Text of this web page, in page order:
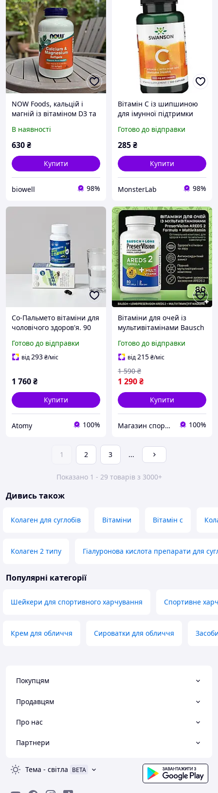
NOW Foods, кальцій і
магній із вітаміном D3 та
(капсул)
В наявності
630₴
Купити
biowell 98%
Вітамін С із шипшиною
для імунної підтримки
Swanson Vitamin C 500 mg
with Rose Hips 100
Готово до відправки
285₴
Купити
MonsterLab 98%
Со-Пальмето вітаміни для
чоловічого здоров'я. 90
palmetto. Корея.
Готово до відправки
від293₴/міс
1 760₴
Купити
Atomy 100%
Вітаміни для очей із
мультивітамінами Bausch
2 Formula + Multivitamin
80 капсул FIT-540 Fit
Magazine
Готово до відправки
від215₴/міс
1 290₴
1 590 ₴
Купити
Магазин спортивного харчування - Fit Magazine 100%
1 2 3 ...
Показано 1 - 29 товарів з 3000+
Дивись також
Колаген для суглобів Вітаміни Вітамін c
Колаген 2 типу Гіалуронова кислота препарати для
Популярні категорії
Шейкери для спортивного харчування Спортивне
Крем для обличчя Сироватки для обличчя
Покупцям
Продавцям
Про нас
Партнери
Тема - світла BETA